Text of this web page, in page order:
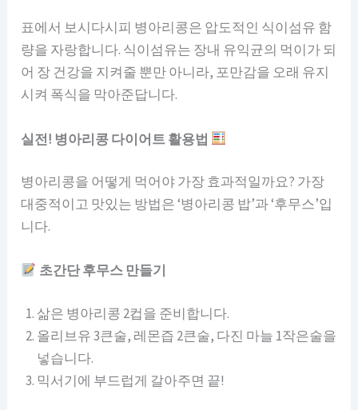
표에서 보시다시피 병아리콩은 압도적인 식이섬유 함
량을 자랑합니다. 식이섬유는 장내 유익균의 먹이가 되
어 장 건강을 지켜줄 뿐만 아니라, 포만감을 오래 유지
시켜 폭식을 막아준답니다.
실전! 병아리콩 다이어트 활용법
병아리콩을 어떻게 먹어야 가장 효과적일까요? 가장
대중적이고 맛있는 방법은 ‘병아리콩 밥’과 ‘후무스’입
니다.
초간단 후무스 만들기
삶은 병아리콩 2컵을 준비합니다.
올리브유 3큰술, 레몬즙 2큰술, 다진 마늘 1작은술을
넣습니다.
믹서기에 부드럽게 갈아주면 끝!